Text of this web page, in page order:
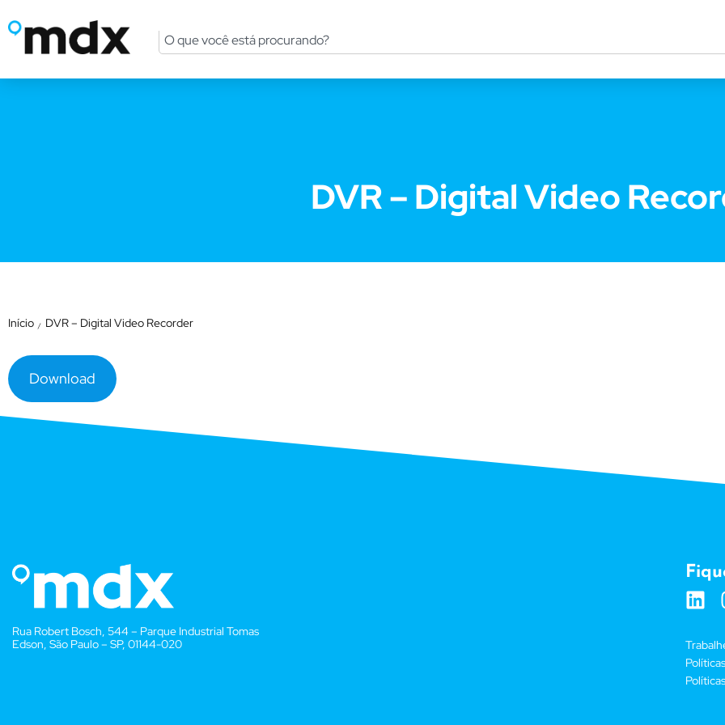
DVR – Digital Video
Início / DVR – Digital Video Recorder
Download
Rua Robert Bosch, 544 – Parque Industrial Tomas
Edson, São Paulo – SP, 01144-020